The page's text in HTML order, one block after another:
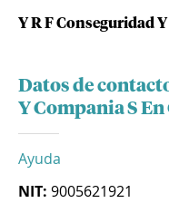
Y R F Conseguridad
Datos de
Y Compania S En
Ayuda
NIT: 9005621921